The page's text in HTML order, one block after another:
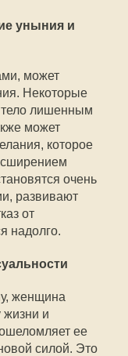
уныния и
может
Некоторые
тело лишенным
может
которое
очень
развивают
от
надолго.
женщина
и
ее
силой. Это